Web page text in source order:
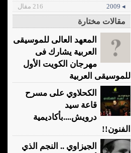
◂ 2009
216 مقال
مقالات مختارة
المعهد العالى للموسيقى
العربية يشارك فى
مهرجان الكويت الأول
للموسيقى العربية
الكحلاوي على مسرح
قاعة سيد
درويش....بأكاديمية
الفنون!!
الجيزاوي .. النجم الذي